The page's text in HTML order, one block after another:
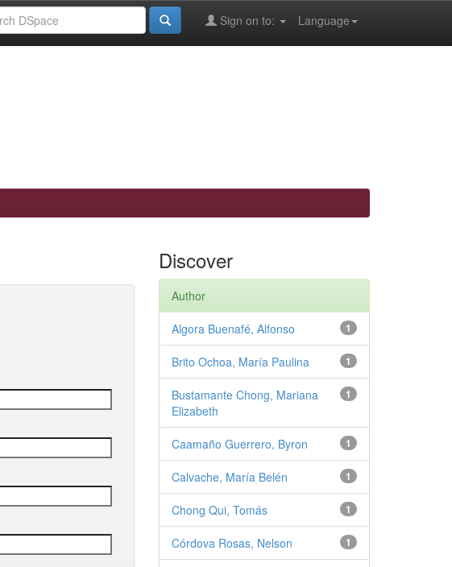
Language
Sign on to:
Discover
Author
1
Algora Buenafé, Alfonso
1
Brito Ochoa, María Paulina
1
Bustamante Chong, Mariana
Elizabeth
1
Caamaño Guerrero, Byron
1
Calvache, María Belén
1
Chong Qui, Tomás
1
Córdova Rosas, Nelson